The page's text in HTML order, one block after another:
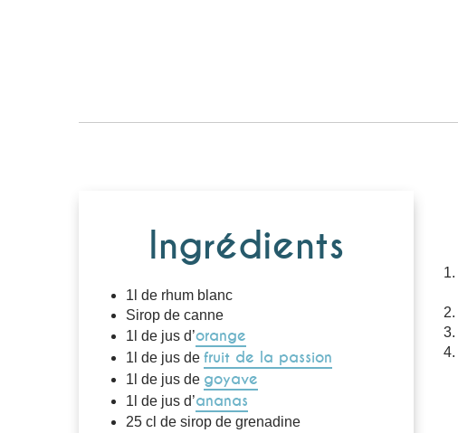
Ingrédients
1l de rhum blanc
Sirop de canne
1l de jus d’orange
1l de jus de fruit de la passion
1l de jus de goyave
1l de jus d’ananas
25 cl de sirop de grenadine